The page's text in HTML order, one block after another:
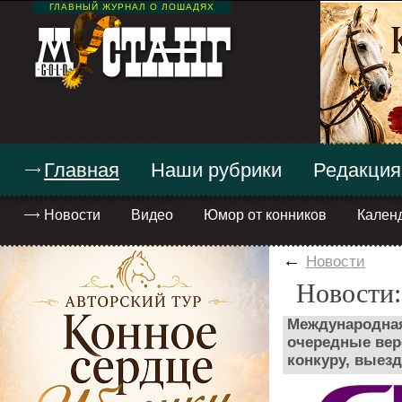
ГЛАВНЫЙ ЖУРНАЛ О ЛОШАДЯХ
Главная
Новости Видео Юмор от конников
Наши рубрики Редакция
← Новости
очередные
конкуру,